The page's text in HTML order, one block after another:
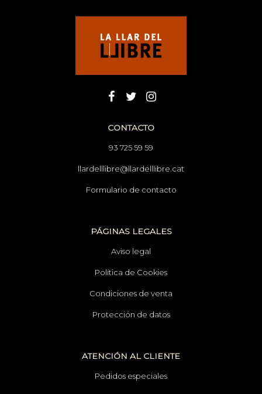
CONTACTO
93 725 59 59
llardelllibre@llardelllibre.cat
Formulario de contacto
PÁGINAS LEGALES
Aviso legal
Política de Cookies
Condiciones de venta
Protección de datos
ATENCIÓN AL CLIENTE
Pedidos especiales